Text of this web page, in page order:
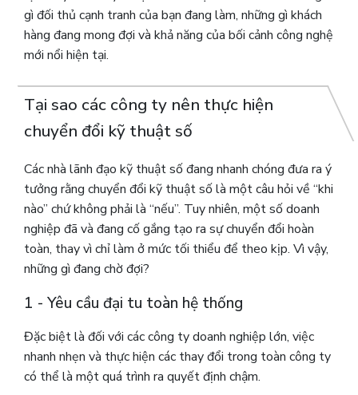
gì đối thủ cạnh tranh của bạn đang làm, những gì khách
hàng đang mong đợi và khả năng của bối cảnh công nghệ
mới nổi hiện tại.
Tại sao các công ty nên thực hiện
chuyển đổi kỹ thuật số
Các nhà lãnh đạo kỹ thuật số đang nhanh chóng đưa ra ý
tưởng rằng chuyển đổi kỹ thuật số là một câu hỏi về “khi
nào” chứ không phải là “nếu”. Tuy nhiên, một số doanh
nghiệp đã và đang cố gắng tạo ra sự chuyển đổi hoàn
toàn, thay vì chỉ làm ở mức tối thiểu để theo kịp. Vì vậy,
những gì đang chờ đợi?
1 - Yêu cầu đại tu toàn hệ thống
Đặc biệt là đối với các công ty doanh nghiệp lớn, việc
nhanh nhẹn và thực hiện các thay đổi trong toàn công ty
có thể là một quá trình ra quyết định chậm.